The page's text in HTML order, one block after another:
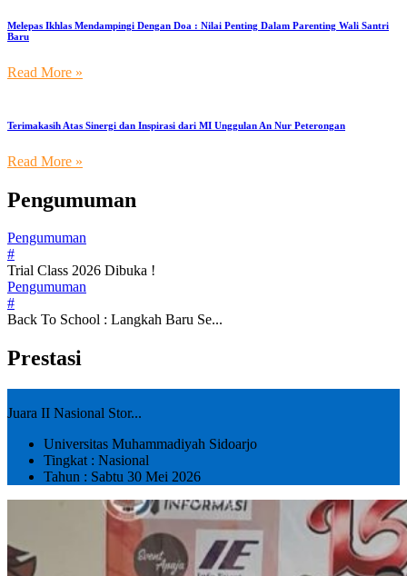
Melepas Ikhlas Mendampingi Dengan Doa : Nilai Penting Dalam Parenting Wali Santri
Baru
Read More »
Terimakasih Atas Sinergi dan Inspirasi dari MI Unggulan An Nur Peterongan
Read More »
Pengumuman
Pengumuman
#
Trial Class 2026 Dibuka !
Pengumuman
#
Back To School : Langkah Baru Se...
Prestasi
Juara II Nasional Stor...
Universitas Muhammadiyah Sidoarjo
Tingkat : Nasional
Tahun : Sabtu 30 Mei 2026